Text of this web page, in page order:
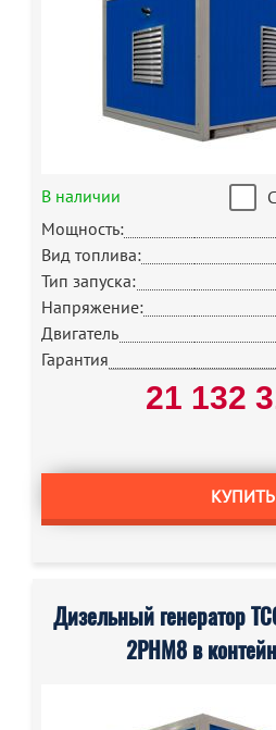
В наличии
Мощность:
Вид топлива:
Тип запуска:
Напряжение:
Двигатель
Гарантия
21 132
КУПИТЬ
Дизельный генератор
2РНМ8 в